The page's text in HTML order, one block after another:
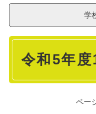
学
本
令和5年
ペー